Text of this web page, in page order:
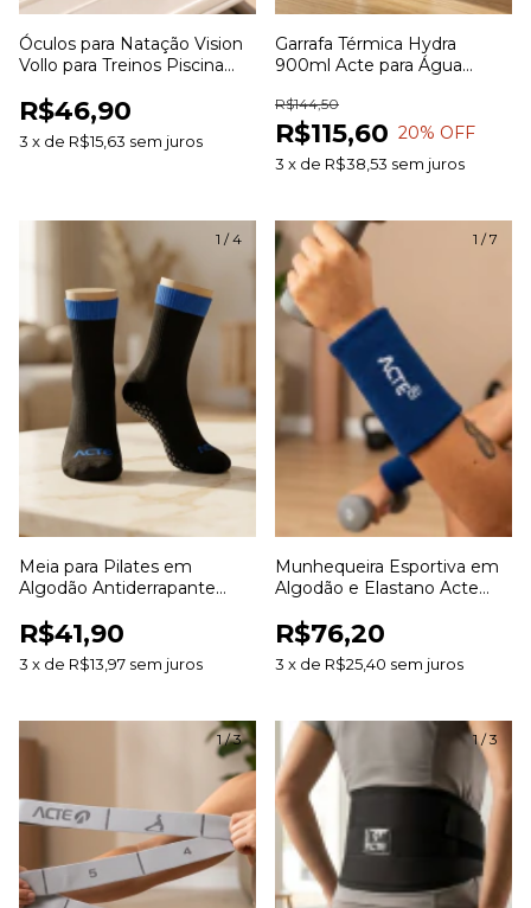
Óculos para Natação Vision
Vollo para Treinos Piscina
R$46,90
3 x de R$15,63 sem juros
Garrafa Térmica Hydra
900ml Acte para Água
R$115,60
R$144,50
20% OFF
3 x de R$38,53 sem juros
1 /4
Meia para Pilates em
Algodão Antiderrapante
Exercícios
R$41,90
3 x de R$13,97 sem juros
1 /7
Munhequeira Esportiva em
Algodão e Elastano Acte
Academia
R$76,20
3 x de R$25,40 sem juros
1/3 1/3